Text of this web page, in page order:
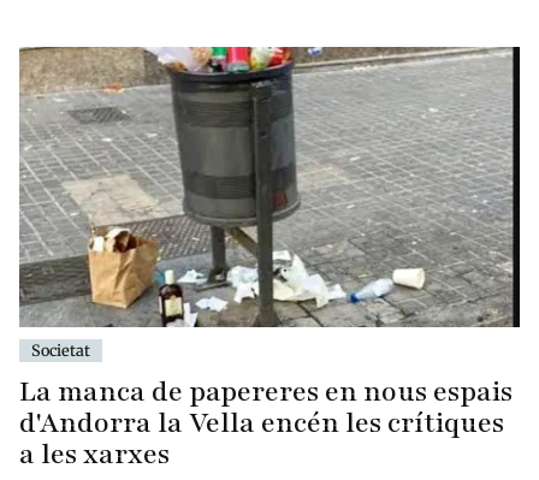
Societat
La manca de papereres en nous espais
d'Andorra la Vella encén les crítiques
a les xarxes